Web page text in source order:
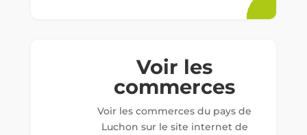
Voir les
commerces
Voir les commerces du pays de
Luchon sur le site internet de